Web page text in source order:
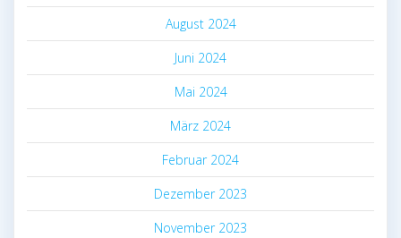
August 2024
Juni 2024
Mai 2024
März 2024
Februar 2024
Dezember 2023
November 2023